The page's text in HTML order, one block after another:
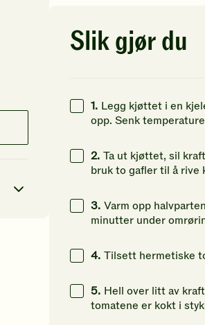
stjerner.
Klikk
din
vurdering.
Klikk
din
Slik gjør du
1. Legg kjøttet i en
opp. Senk
2. Ta ut kjøttet, sil
bruk to gafler til å rive
3. Varm opp
minutter under
4. Tilsett hermetiske
5. Hell over litt av
tomatene er kokt i